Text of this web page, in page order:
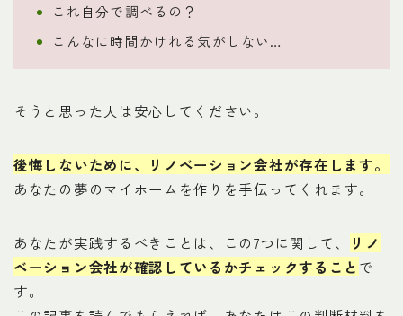
これ自分で調べるの？
こんなに時間かけれる気がしない…
そうと思った人は安心してください。
後悔しないために、リノベーション会社が存在します。
あなたの夢のマイホームを作りを手伝ってくれます。
あなたが実践するべきことは、この7つに関して、
リノ
ベーション会社が確認しているかチェックすること で
す。